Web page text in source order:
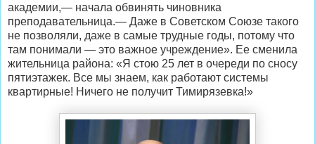
академии,— начала обвинять чиновника
преподавательница.— Даже в Советском Союзе такого
не позволяли, даже в самые трудные годы, потому что
там понимали — это важное учреждение». Ее сменила
жительница района: «Я стою 25 лет в очереди по сносу
пятиэтажек. Все мы знаем, как работают системы
квартирные! Ничего не получит Тимирязевка!»